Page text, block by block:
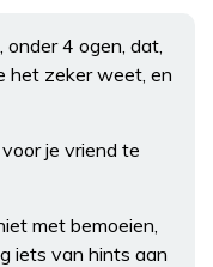
4 ogen, dat,
het zeker weet, en
je vriend te
met bemoeien,
iets van hints aan